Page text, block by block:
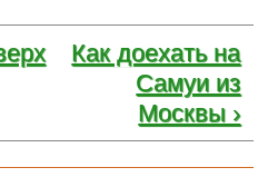
Как доехать на
Самуи из
Москвы ›